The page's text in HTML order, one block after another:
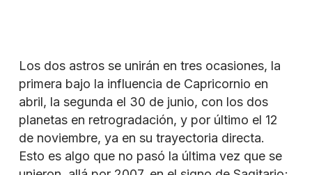
Los dos astros se unirán en tres ocasiones, la
primera bajo la influencia de Capricornio en
abril, la segunda el 30 de junio, con los dos
planetas en retrogradación, y por último el 12
de noviembre, ya en su trayectoria directa.
Esto es algo que no pasó la última vez que se